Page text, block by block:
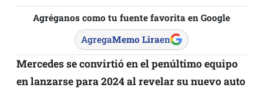
Agréganos como tu fuente favorita en Google
AgregaMemo Liraen
Mercedes se convirtió en el penúltimo equipo
en lanzarse para 2024 al revelar su nuevo auto